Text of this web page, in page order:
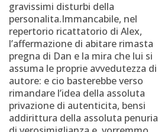
gravissimi disturbi della
personalita.Immancabile, nel
repertorio ricattatorio di Alex,
l’affermazione di abitare rimasta
pregna di Dan e la mira che lui si
assuma le proprie avvedutezza di
autore: e cio basterebbe verso
rimandare l’idea della assoluta
privazione di autenticita, bensi
addirittura della assoluta penuria